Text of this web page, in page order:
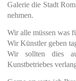
Galerie die Stadt
nehmen.
Wir alle müssen was
Wir Künstler geben
Wir sollten dies
Kunstbetriebes